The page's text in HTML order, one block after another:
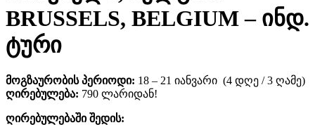
BRUSSELS, BELGIUM – ᲘᲜᲓ.
ᲢᲣᲠᲘ
მოგზაურობის პერიოდი: 18 – 21 იანვარი (4 დღე / 3 ღამე)
ღირებულება: 790 ლარიდან!
ღირებულებაში შედის: